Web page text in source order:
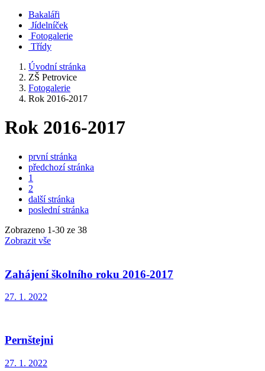
Bakaláři
Jídelníček
Fotogalerie
Třídy
Úvodní stránka
ZŠ Petrovice
Fotogalerie
Rok 2016-2017
Rok 2016-2017
první stránka
předchozí stránka
1
2
další stránka
poslední stránka
Zobrazeno 1-30 ze 38
Zobrazit vše
Zahájení školního roku 2016-2017
27. 1. 2022
Pernštejni
27. 1. 2022